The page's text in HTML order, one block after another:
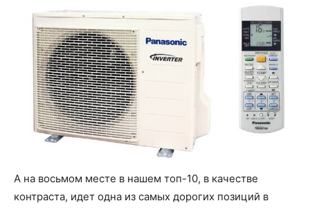
А на восьмом месте в нашем топ-10, в качестве
контраста, идет одна из самых дорогих позиций в